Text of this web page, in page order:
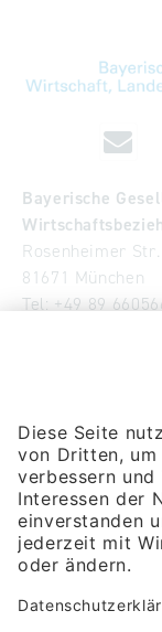
Bayerische
Rosenheimer Str.
81671 München
Tel: +49 89
Publikationen
Newsroom
Impressum